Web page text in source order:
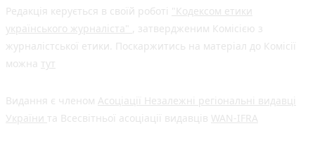
Редакція керується в своїй роботі "Кодексом етики
українського журналіста" , затвердженим Комісією з
журналістської етики. Поскаржитись на матеріал до Комісії
можна тут
Видання є членом Асоціації Незалежні регіональні видавці
України та Всесвітньої асоціації видавців WAN-IFRA